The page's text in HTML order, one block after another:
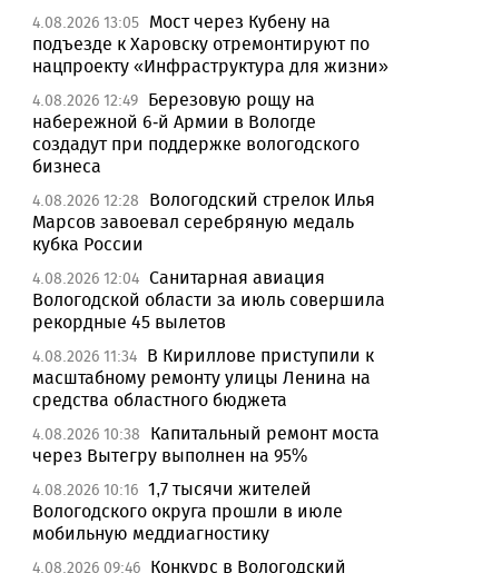
4.08.2026 13:05 Мост через Кубену на
подъезде к Харовску отремонтируют по
нацпроекту «Инфраструктура для жизни»
4.08.2026 12:49 Березовую рощу на
набережной 6-й Армии в Вологде
создадут при поддержке вологодского
бизнеса
4.08.2026 12:28
Вологодский стрелок Илья
Марсов завоевал серебряную медаль
кубка России
4.08.2026 12:04 Санитарная авиация
Вологодской области за июль совершила
рекордные 45 вылетов
4.08.2026 11:34 В Кириллове приступили к
масштабному ремонту улицы Ленина на
средства областного бюджета
4.08.2026 10:38
Капитальный ремонт моста
через Вытегру выполнен на 95%
4.08.2026 10:16 1,7 тысячи жителей
Вологодского округа прошли в июле
мобильную меддиагностику
4.08.2026 09:46 Конкурс в Вологодский